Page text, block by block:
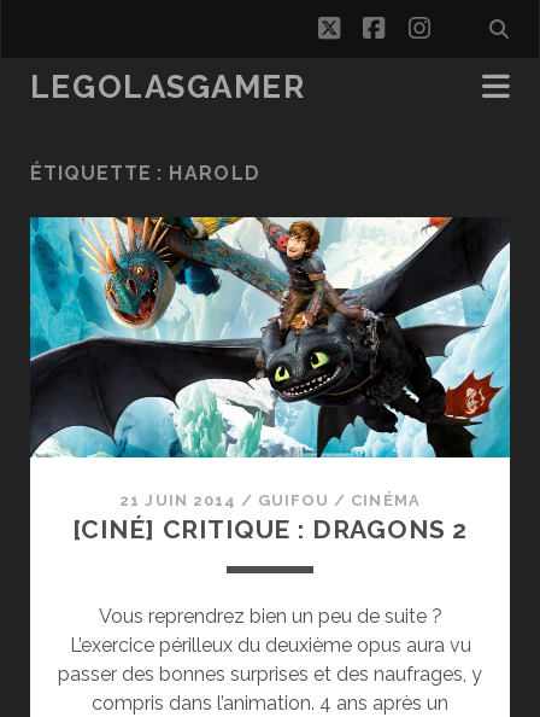
twitterfacebook
LEGOLASGAMER
ÉTIQUETTE : HAROLD
21 JUIN 2014 / GUIFOU / CINÉMA
[CINÉ] CRITIQUE : DRAGONS 2
Vous reprendrez bien un peu de suite ?
L’exercice périlleux du deuxième opus aura vu
passer des bonnes surprises et des naufrages, y
compris dans l’animation. 4 ans après un